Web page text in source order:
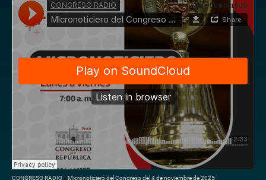
CONGRESO RADIO · Micronoticiero del Congreso del 4 de noviembre de 2025